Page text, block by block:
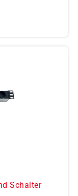
Schalter